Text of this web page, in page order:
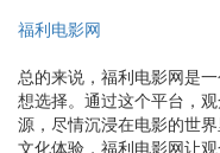
福利电影网
总的来说，福利电影网是
想选择。通过这个平台，
源，尽情沉浸在电影的世
文化体验，福利电影网让